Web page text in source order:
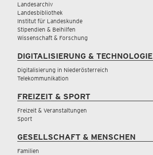
Landesarchiv
Landesbibliothek
Institut für Landeskunde
Stipendien & Beihilfen
Wissenschaft & Forschung
DIGITALISIERUNG & TECHNOLOGIE
Digitalisierung in Niederösterreich
Telekommunikation
FREIZEIT & SPORT
Freizeit & Veranstaltungen
Sport
GESELLSCHAFT & MENSCHEN
Familien